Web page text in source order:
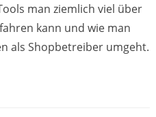
man ziemlich viel über
kann und wie man
als Shopbetreiber umgeht.